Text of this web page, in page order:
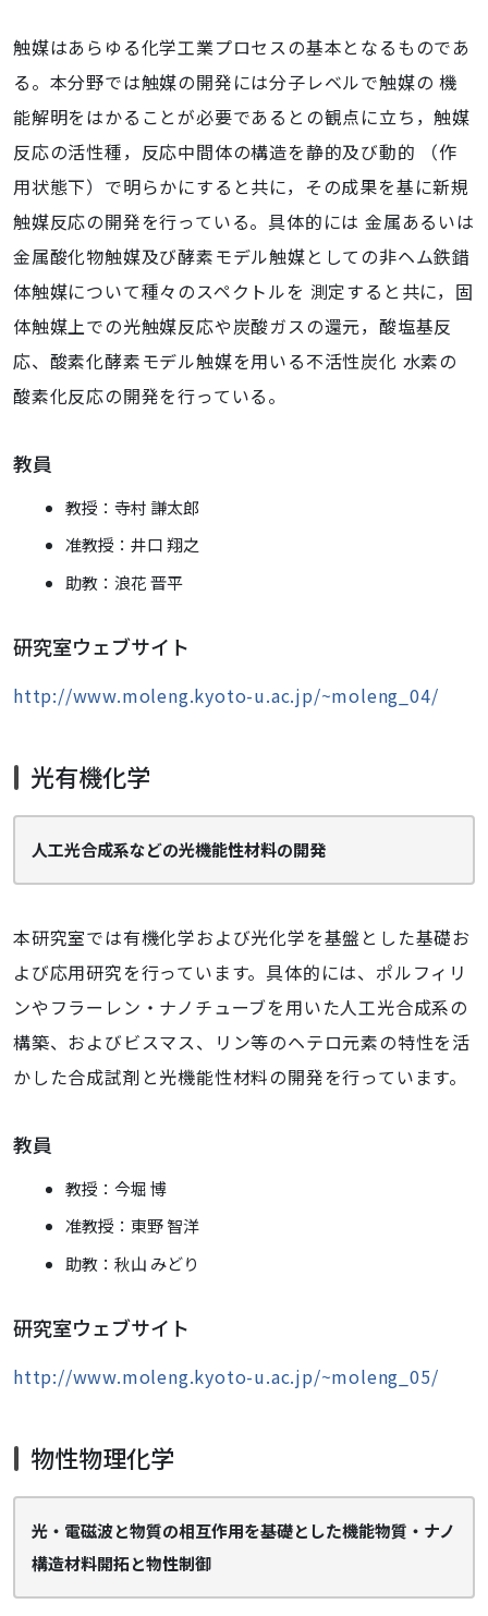
触媒はあらゆる化学工業プロセスの基本となるものであ
る。本分野では触媒の開発には分子レベルで触媒の 機
能解明をはかることが必要であるとの観点に立ち，触媒
反応の活性種，反応中間体の構造を静的及び動的 （作
用状態下）で明らかにすると共に，その成果を基に新規
触媒反応の開発を行っている。具体的には 金属あるいは
金属酸化物触媒及び酵素モデル触媒としての非ヘム鉄錯
体触媒について種々のスペクトルを 測定すると共に，固
体触媒上での光触媒反応や炭酸ガスの還元，酸塩基反
応、酸素化酵素モデル触媒を用いる不活性炭化 水素の
酸素化反応の開発を行っている。
教員
教授：寺村 謙太郎
准教授：井口 翔之
助教：浪花 晋平
研究室ウェブサイト
http://www.moleng.kyoto-u.ac.jp/~moleng_04/
光有機化学
人工光合成系などの光機能性材料の開発
本研究室では有機化学および光化学を基盤とした基礎お
よび応用研究を行っています。具体的には、ポルフィリ
ンやフラーレン・ナノチューブを用いた人工光合成系の
構築、およびビスマス、リン等のヘテロ元素の特性を活
かした合成試剤と光機能性材料の開発を行っています。
教員
教授：今堀 博
准教授：東野 智洋
助教：秋山 みどり
研究室ウェブサイト
http://www.moleng.kyoto-u.ac.jp/~moleng_05/
物性物理化学
光・電磁波と物質の相互作用を基礎とした機能物質・ナノ
構造材料開拓と物性制御